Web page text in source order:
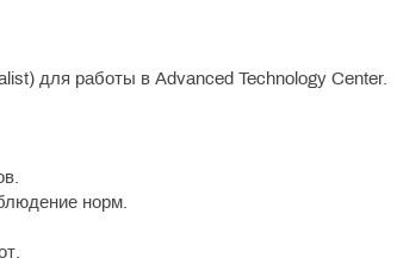
для работы в Advanced Technology Center.
норм.